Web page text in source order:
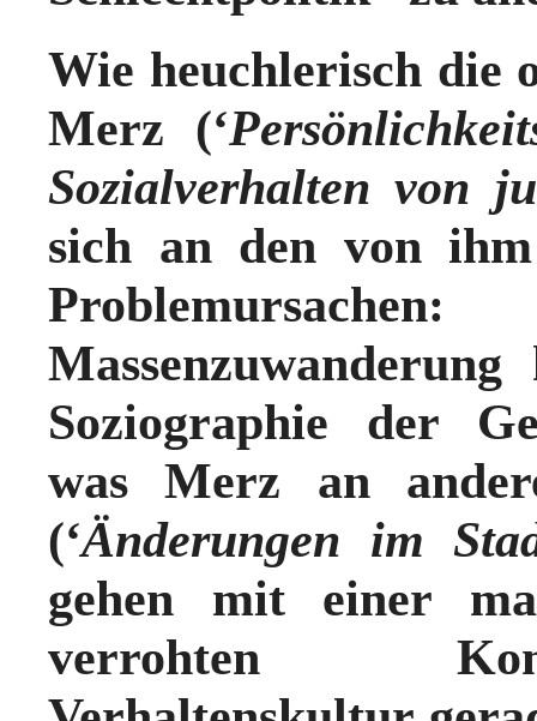
Wie heuchlerisch die
Merz (‘
Sozialverhalten von
sich an den von ihm
Problemursachen:
Soziographie der
was Merz an
(‘Änderungen im
gehen mit einer
verrohten